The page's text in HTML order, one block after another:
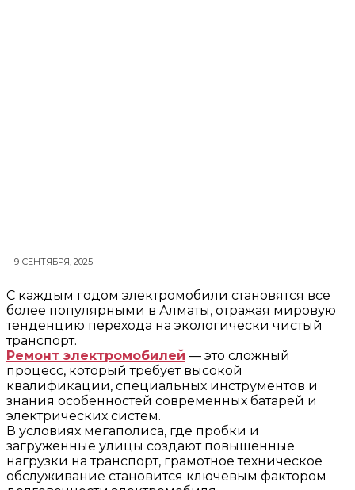
9 СЕНТЯБРЯ, 2025
С каждым годом электромобили становятся все
более популярными в Алматы, отражая мировую
тенденцию перехода на экологически чистый
транспорт.
Ремонт электромобилей — это сложный
процесс, который требует высокой
квалификации, специальных инструментов и
знания особенностей современных батарей и
электрических систем.
В условиях мегаполиса, где пробки и
загруженные улицы создают повышенные
нагрузки на транспорт, грамотное техническое
обслуживание становится ключевым фактором